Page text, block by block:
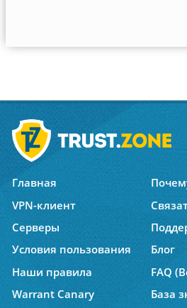
Главная
VPN-клиент
Серверы
Условия пользования
Блог
Наши правила
FAQ
Warrant Canary
База